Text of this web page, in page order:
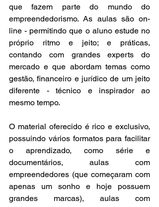
que fazem parte do mundo do
empreendedorismo. As aulas são on-
line - permitindo que o aluno estude no
próprio ritmo e jeito; e práticas,
contando com grandes experts do
mercado e que abordam temas como
gestão, financeiro e jurídico de um jeito
diferente - técnico e inspirador ao
mesmo tempo.
O material oferecido é rico e exclusivo,
possuindo vários formatos para facilitar
o aprendizado, como série e
documentários, aulas com
empreendedores (que começaram com
apenas um sonho e hoje possuem
grandes marcas), aulas com